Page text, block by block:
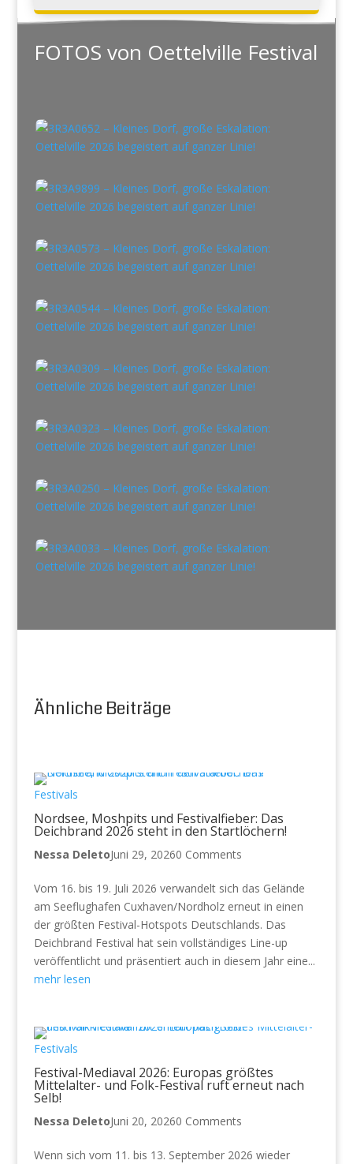
FOTOS von Oettelville Festival
Ähnliche Beiträge
Festivals
Nordsee, Moshpits und Festivalfieber: Das
Deichbrand 2026 steht in den Startlöchern!
Nessa DeletoJuni 29, 20260 Comments
Vom 16. bis 19. Juli 2026 verwandelt sich das Gelände
am Seeflughafen Cuxhaven/Nordholz erneut in einen
der größten Festival-Hotspots Deutschlands. Das
Deichbrand Festival hat sein vollständiges Line-up
veröffentlicht und präsentiert auch in diesem Jahr eine...
mehr lesen
Festivals
Festival-Mediaval 2026: Europas größtes
Mittelalter- und Folk-Festival ruft erneut nach
Selb!
Nessa DeletoJuni 20, 20260 Comments
Wenn sich vom 11. bis 13. September 2026 wieder